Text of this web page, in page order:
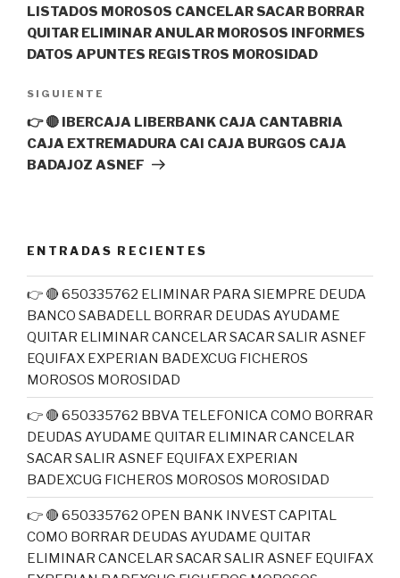
LISTADOS MOROSOS CANCELAR SACAR BORRAR
QUITAR ELIMINAR ANULAR MOROSOS INFORMES
DATOS APUNTES REGISTROS MOROSIDAD
Siguiente
entrada
SIGUIENTE
👉 🔴 IBERCAJA LIBERBANK CAJA CANTABRIA
CAJA EXTREMADURA CAI CAJA BURGOS CAJA
BADAJOZ ASNEF
ENTRADAS RECIENTES
👉 🔴 650335762 ELIMINAR PARA SIEMPRE DEUDA
BANCO SABADELL BORRAR DEUDAS AYUDAME
QUITAR ELIMINAR CANCELAR SACAR SALIR ASNEF
EQUIFAX EXPERIAN BADEXCUG FICHEROS
MOROSOS MOROSIDAD
👉 🔴 650335762 BBVA TELEFONICA COMO BORRAR
DEUDAS AYUDAME QUITAR ELIMINAR CANCELAR
SACAR SALIR ASNEF EQUIFAX EXPERIAN
BADEXCUG FICHEROS MOROSOS MOROSIDAD
👉 🔴 650335762 OPEN BANK INVEST CAPITAL
COMO BORRAR DEUDAS AYUDAME QUITAR
ELIMINAR CANCELAR SACAR SALIR ASNEF EQUIFAX